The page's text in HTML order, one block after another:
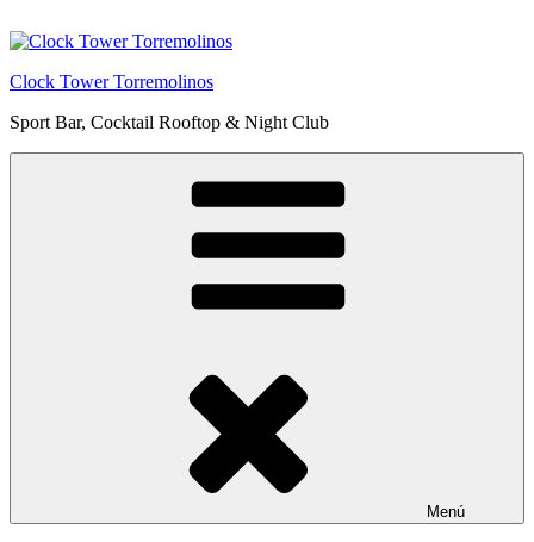
al
Clock Tower Torremolinos
Sport Bar, Cocktail Rooftop & Night Club
Menú